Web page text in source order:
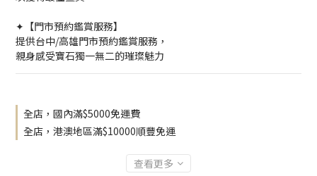
✦【門市預約鑑賞服務】
提供台中/高雄門市預約鑑賞服務，
親身感受寶石獨一無二的璀璨魅力
全店，國內滿$5000免運費
全店，港澳地區滿$10000順豐免運
查看更多